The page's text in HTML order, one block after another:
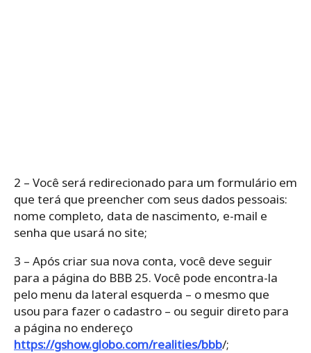
2 – Você será redirecionado para um formulário em
que terá que preencher com seus dados pessoais:
nome completo, data de nascimento, e-mail e
senha que usará no site;
3 – Após criar sua nova conta, você deve seguir
para a página do BBB 25. Você pode encontra-la
pelo menu da lateral esquerda – o mesmo que
usou para fazer o cadastro – ou seguir direto para
a página no endereço
https://gshow.globo.com/realities/bbb/;